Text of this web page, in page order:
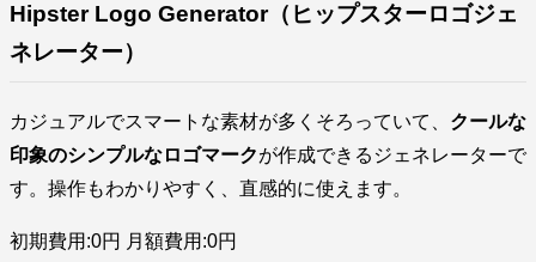
Hipster Logo Generator（ヒップスターロゴジェ
ネレーター）
カジュアルでスマートな素材が多くそろっていて、 クールな
印象のシンプルなロゴマークが作成できるジェネレーターで
す。操作もわかりやすく、直感的に使えます。
初期費用:0円 月額費用:0円